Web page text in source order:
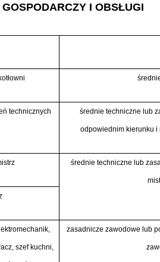
I OBSŁUGI
technicznych średnie techniczne lub
odpowiednim kierunku
średnie techniczne lub
szef kuchni,
zasadnicze zawodowe lub